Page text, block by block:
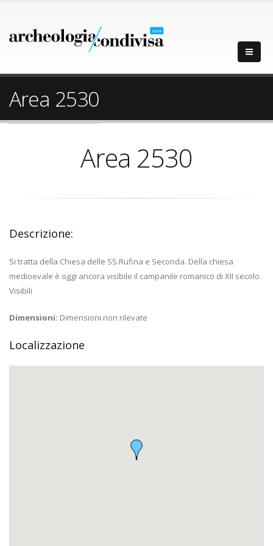
Area 2530
Area 2530
Descrizione:
Si tratta della Chiesa delle SS.Rufina e Seconda. Della chiesa
medioevale è oggi ancora visibile il campanile romanico di XII secolo.
Visibili
Dimensioni: Dimensioni non rilevate
Localizzazione